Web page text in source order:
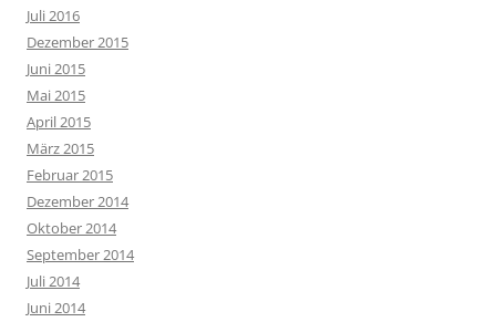
Juli 2016
Dezember 2015
Juni 2015
Mai 2015
April 2015
März 2015
Februar 2015
Dezember 2014
Oktober 2014
September 2014
Juli 2014
Juni 2014